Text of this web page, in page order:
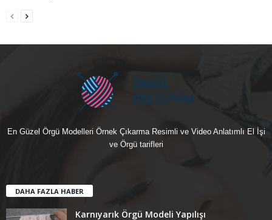
En Güzel Örgü Modelleri Örnek Çıkarma Resimli ve Video Anlatımlı El İşi
ve Örgü tarifleri
DAHA FAZLA HABER
Karnıyarık Örgü Modeli Yapılışı